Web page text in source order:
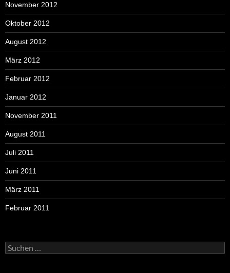
November 2012
Oktober 2012
August 2012
März 2012
Februar 2012
Januar 2012
November 2011
August 2011
Juli 2011
Juni 2011
März 2011
Februar 2011
Suchen
nach: